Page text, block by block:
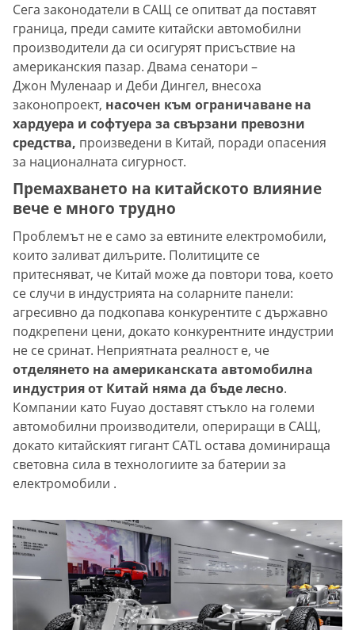
Сега законодатели в САЩ се опитват да поставят
граница, преди самите китайски автомобилни
производители да си осигурят присъствие на
американския пазар. Двама сенатори –
Джон Муленаар и Деби Дингел, внесоха
законопроект, насочен към ограничаване на
хардуера и софтуера за свързани превозни
средства, произведени в Китай, поради опасения
за националната сигурност.
Премахването на китайското влияние
вече е много трудно
Проблемът не е само за евтините електромобили,
които заливат дилърите. Политиците се
притесняват, че Китай може да повтори това, което
се случи в индустрията на соларните панели:
агресивно да подкопава конкурентите с държавно
подкрепени цени, докато конкурентните индустрии
не се сринат. Неприятната реалност е, че
отделянето на американската автомобилна
индустрия от Китай няма да бъде лесно.
Компании като Fuyao доставят стъкло на големи
автомобилни производители, опериращи в САЩ,
докато китайският гигант CATL остава доминираща
световна сила в технологиите за батерии за
електромобили .